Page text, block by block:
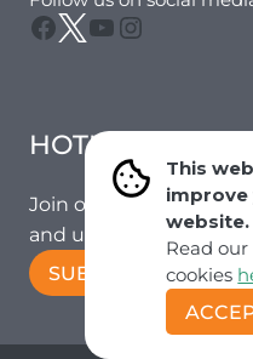
This
improve
website.
Read
cookies
Facebook
Twitter
YouTube
Instagram
HOTMAIL
Join our mailing list to
and updates from our
SUBSCRIBE!